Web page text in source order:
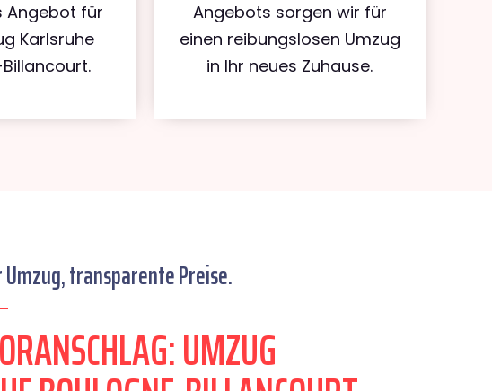
Angebot für
Karlsruhe
Angebots sorgen wir für
einen reibungslosen Umzug
in Ihr neues Zuhause.
transparente Preise.
UMZUG